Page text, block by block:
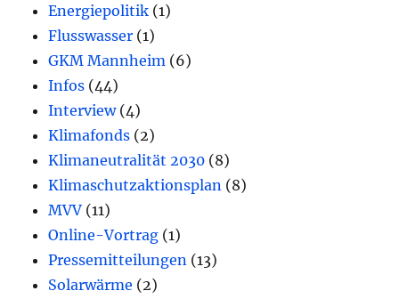
Energiepolitik (1)
Flusswasser (1)
GKM Mannheim (6)
Infos (44)
Interview(4)
Klimafonds (2)
Klimaneutralität 2030 (8)
Klimaschutzaktionsplan (8)
MVV (11)
Online-Vortrag (1)
Pressemitteilungen (13)
Solarwärme (2)